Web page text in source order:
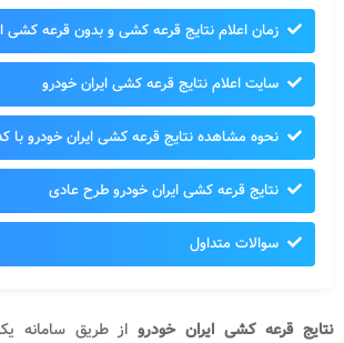
زمان اعلام نتایج قرعه کشی و بدون قرعه کشی
سایت اعلام نتایج قرعه کشی ایران خودرو
نحوه مشاهده نتایج قرعه کشی ایران خودرو با
نتایج قرعه کشی ایران خودرو طرح عادی
سوالات متداول
نتایج قرعه کشی ایران خودرو از طریق سامانه